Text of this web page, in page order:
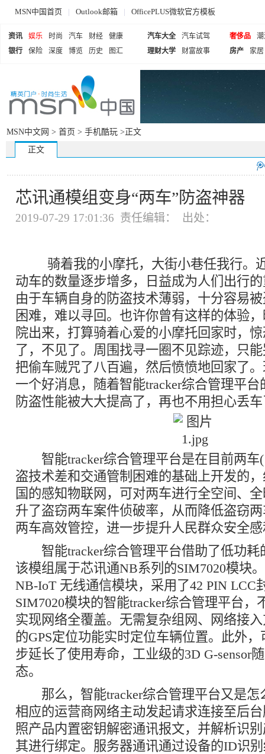
MSN中国首页 | Outlook邮箱 | OfficePLUS微软官方模板
资讯 娱乐 时尚 汽车 财经
健康
银行
保险 深度 博览 历史 图汇
汽车大全
汽车试驾
理财大学
财富故事
奢侈品
房产
家居
MSN中文网 > 首页 > 手机酷玩 >正文
正文
芯讯通模组变身“两车”防盗神器
2019-07-29 17:01:36 责任编辑： 出处：
骑着我的小摩托，大街小巷任我行。
动车的数量逐步增多，日益成为人们出行
由于车辆自身的防盗技术薄弱，十分容易
困难，难以寻回。也许你曾有这样的体验
院出来，打算骑着心爱的小摩托回家时，
了，不见了。周围找寻一圈不见踪迹，只
把偷车贼咒了八百遍，然后愤愤地回家了
一个好消息，随着智能tracker综合管理平台
防盗性能被大大提高了，再也不用担心丢
智能tracker综合管理平台是在目前两车(
盗技术差和交通管制困难的基础上开发的
国的感知物联网，可对两车进行全空间、
升了盗窃两车案件侦破率，从而降低盗窃
两车高效管控，进一步提升人民群众安全
智能tracker综合管理平台借助了低功耗
该模组属于芯讯通NB系列的SIM7020模块
NB-IoT 无线通信模块，采用了42 PIN LCC
SIM7020模块的智能tracker综合管理平台，
实现网络全覆盖。无需复杂组网、网络接
的GPS定位功能实时定位车辆位置。此外
步延长了使用寿命，工业级的3D G-sensor
态。
那么，智能tracker综合管理平台又是怎
相应的运营商网络主动发起请求连接至后
照产品内置密钥解密通讯报文，并解析识
其进行绑定。服务器通讯通过设备的ID识